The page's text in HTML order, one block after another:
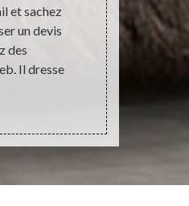
et sachez
un devis
des
Il dresse
vigilance
la
de